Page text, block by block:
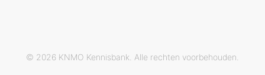
© 2026 KNMO Kennisbank. Alle rechten voorbehouden.